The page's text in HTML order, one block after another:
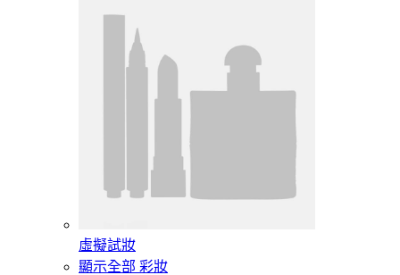
虛擬試妝
顯示全部 彩妝